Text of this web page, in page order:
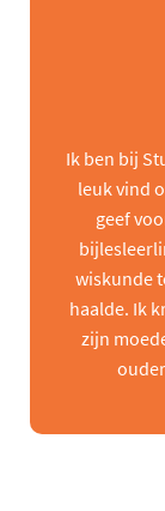
Ik ben bij
leuk vind
geef
wiskunde
haalde. Ik
zijn